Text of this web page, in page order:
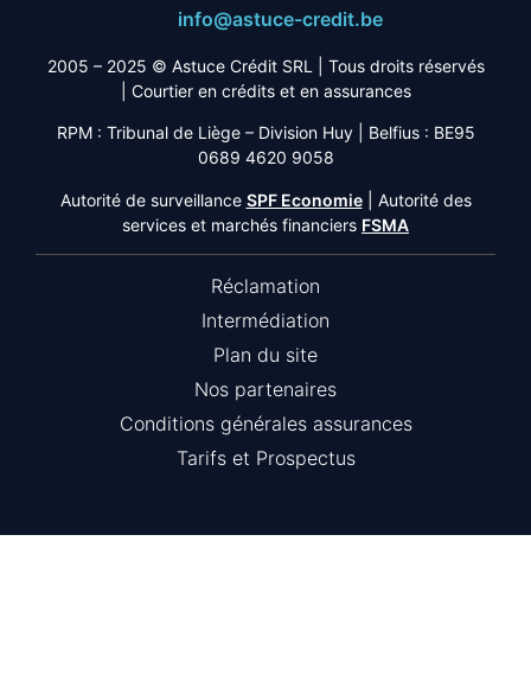
info@astuce-credit.be
2005 – 2025 © Astuce Crédit SRL
| Tous droits réservés
Courtier en crédits et en assurances
RPM : Tribunal de Liège – Division Huy | Belfius : BE95
0689 4620 9058
Autorité de surveillance SPF Economie| Autorité des
services et marchés financiers FSMA
Réclamation
Intermédiation
Plan du site
Nos partenaires
Conditions générales assurances
Tarifs et Prospectus